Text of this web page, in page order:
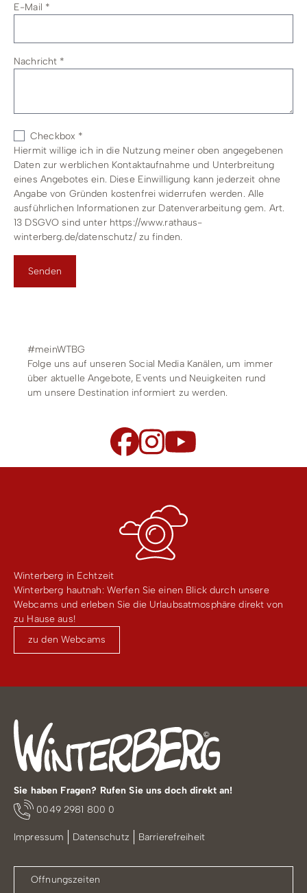
E-Mail *
Nachricht *
Checkbox *
Hiermit willige ich in die Nutzung meiner oben angegebenen
Daten zur werblichen Kontaktaufnahme und Unterbreitung
eines Angebotes ein. Diese Einwilligung kann jederzeit ohne
Angabe von Gründen kostenfrei widerrufen werden. Alle
ausführlichen Informationen zur Datenverarbeitung gem. Art.
13 DSGVO sind unter https://www.rathaus-
winterberg.de/datenschutz/ zu finden.
Senden
#meinWTBG
Folge uns auf unseren Social Media Kanälen, um immer
über aktuelle Angebote, Events und Neuigkeiten rund
um unsere Destination informiert zu werden.
Winterberg in Echtzeit
Winterberg hautnah: Werfen Sie einen Blick durch unsere
Webcams und erleben Sie die Urlaubsatmosphäre direkt von
zu Hause aus!
zu den Webcams
Sie haben Fragen? Rufen Sie uns doch direkt an!
0049 2981 800 0
Impressum Datenschutz Barrierefreiheit
Öffnungszeiten